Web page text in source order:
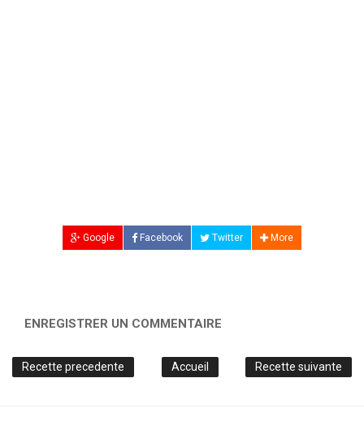
Google Facebook Twitter More
ENREGISTRER UN COMMENTAIRE
Recette precedente Recette suivante
Accueil